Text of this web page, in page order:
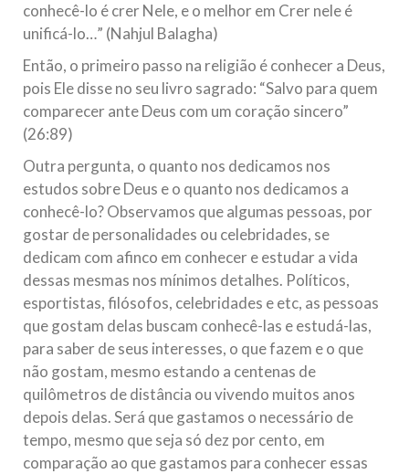
conhecê-lo é crer Nele, e o melhor em Crer nele é
unificá-lo…” (Nahjul Balagha)
Então, o primeiro passo na religião é conhecer a Deus,
pois Ele disse no seu livro sagrado: “Salvo para quem
comparecer ante Deus com um coração sincero”
(26:89)
Outra pergunta, o quanto nos dedicamos nos
estudos sobre Deus e o quanto nos dedicamos a
conhecê-lo? Observamos que algumas pessoas, por
gostar de personalidades ou celebridades, se
dedicam com afinco em conhecer e estudar a vida
dessas mesmas nos mínimos detalhes. Políticos,
esportistas, filósofos, celebridades e etc, as pessoas
que gostam delas buscam conhecê-las e estudá-las,
para saber de seus interesses, o que fazem e o que
não gostam, mesmo estando a centenas de
quilômetros de distância ou vivendo muitos anos
depois delas. Será que gastamos o necessário de
tempo, mesmo que seja só dez por cento, em
comparação ao que gastamos para conhecer essas